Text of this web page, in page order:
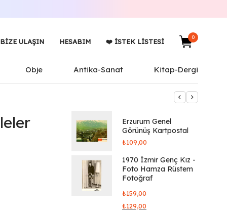
BIZE ULAŞIN HESABIM ❤️ İSTEK LISTESI
0
Obje Antika-Sanat Kitap-Dergi
Erzurum Genel
Görünüş Kartpostal
₺109,00
1970 İzmir Genç Kız -
Foto Hamza Rüstem
Fotoğraf
₺159,00
₺129,00